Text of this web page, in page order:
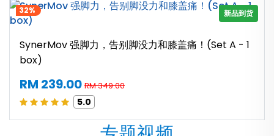
32% 新品到货
SynerMov 强脚力，告别脚没力和膝盖痛！(Set A - 1
box)
RM 239.00 RM 349.00
5.0